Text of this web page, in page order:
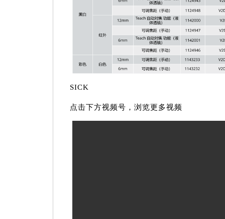
SICK
点击下方视频号，浏览更多视频